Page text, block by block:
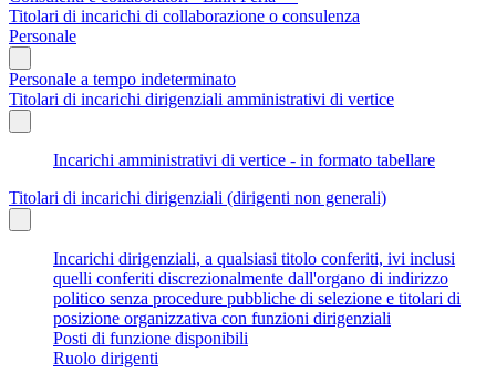
Titolari di incarichi di collaborazione o consulenza
Personale
Personale a tempo indeterminato
Titolari di incarichi dirigenziali amministrativi di vertice
Incarichi amministrativi di vertice - in formato tabellare
Titolari di incarichi dirigenziali (dirigenti non generali)
Incarichi dirigenziali, a qualsiasi titolo conferiti, ivi inclusi
quelli conferiti discrezionalmente dall'organo di indirizzo
politico senza procedure pubbliche di selezione e titolari di
posizione organizzativa con funzioni dirigenziali
Posti di funzione disponibili
Ruolo dirigenti